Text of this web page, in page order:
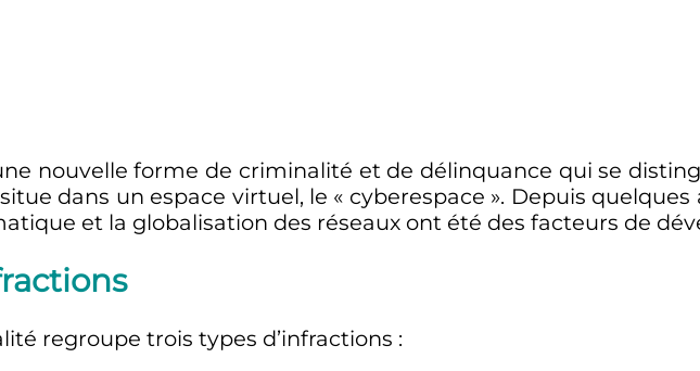
nouvelle forme de criminalité et de délinquance qui se
dans un espace virtuel, le « cyberespace ». Depuis
et la globalisation des réseaux ont été des facteurs de
regroupe trois types d’infractions :